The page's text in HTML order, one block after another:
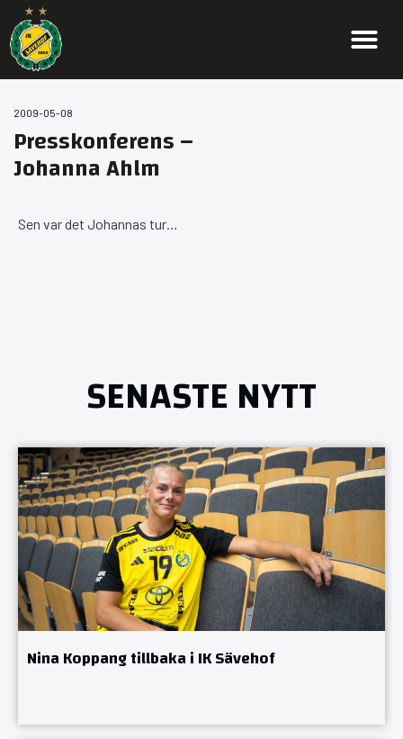
2009-05-08
Presskonferens –
Johanna Ahlm
Sen var det Johannas tur…
SENASTE NYTT
Nina Koppang tillbaka i IK Sävehof